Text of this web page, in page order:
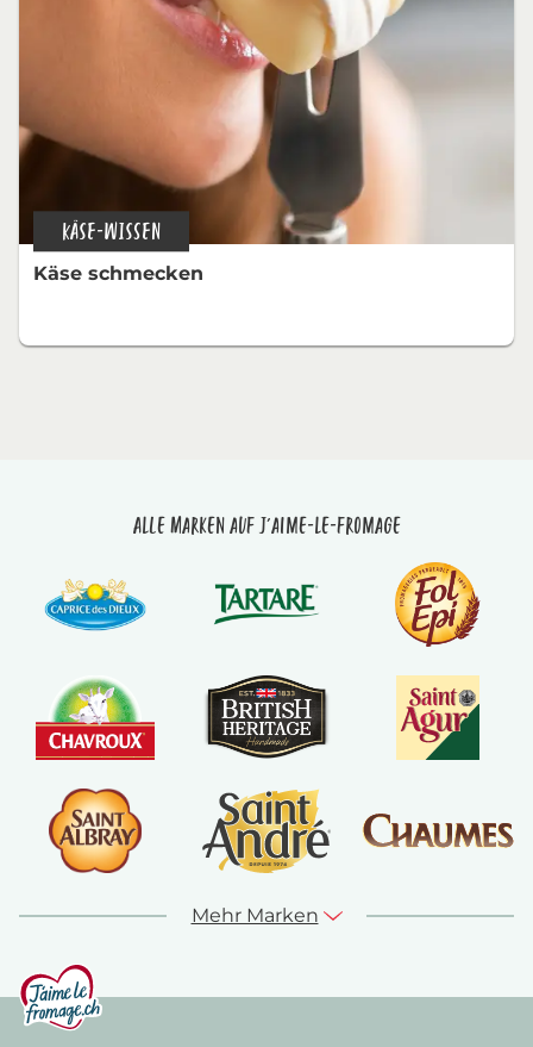
KÄSE-WISSEN
Käse schmecken
Alle Marken auf J'aime-le-fromage
Mehr Marken